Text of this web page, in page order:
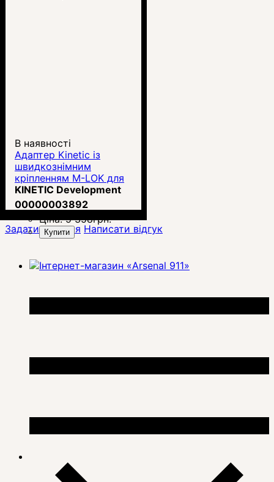
В наявності
Адаптер Kinetic із
швидкознімним
кріпленням M-LOK для
сошок Harris (KIN5-220)
KINETIC Development
00000003892
Ціна:5 358грн.
Купити
Задати питання Написати відгук